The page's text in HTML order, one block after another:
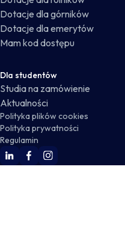
Dotacje dla górników
Dotacje dla emerytów
Mam kod dostępu
Dla studentów
Studia na zamówienie
Aktualności
Polityka plików cookies
Polityka prywatności
Regulamin
WSKZ Linkedin
WSKZ Facebook
WSKZ Instagram